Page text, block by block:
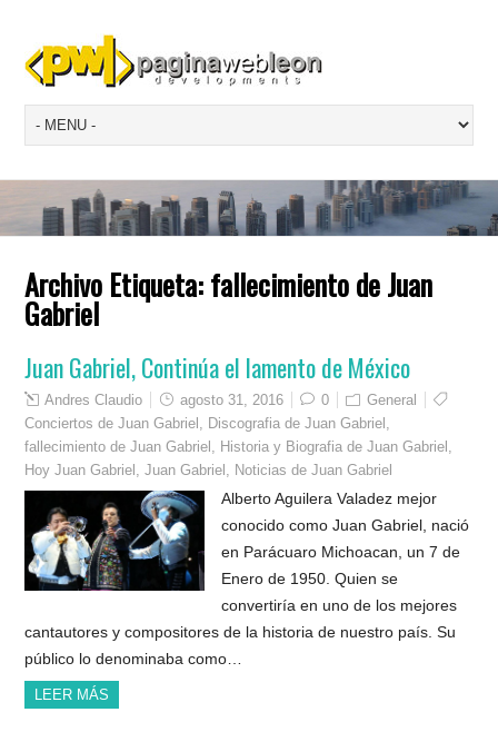
Archivo Etiqueta:fallecimiento de Juan
Gabriel
Juan Gabriel, Continúa el lamento de México
Andres Claudio agosto 31, 2016 0
General
Conciertos de Juan Gabriel
Discografia de Juan Gabriel
fallecimiento de Juan Gabriel
Historia y Biografia de Juan Gabriel
Hoy Juan Gabriel
,Juan Gabriel Noticias de Juan Gabriel
Alberto Aguilera Valadez mejor
conocido como Juan Gabriel, nació
en Parácuaro Michoacan, un 7 de
Enero de 1950. Quien se
convertiría en uno de los mejores
cantautores y compositores de la historia de nuestro país. Su
público lo denominaba como…
LEER MÁS